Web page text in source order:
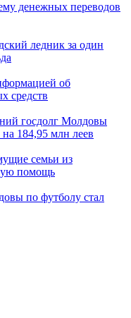
денежных переводов
ледник за один
об
средств
госдолг Молдовы
на 184,95 млн леев
семьи из
помощь
по футболу стал